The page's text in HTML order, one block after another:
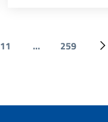
Page
11 …
Ultima
259